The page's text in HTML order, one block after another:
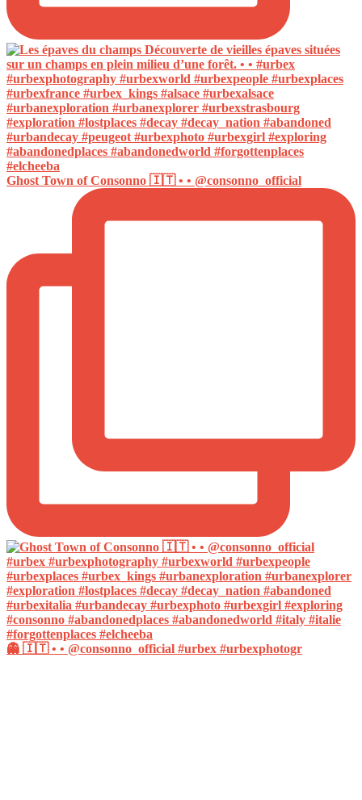
Ghost Town of Consonno 🇮🇹 • • @consonno_official
👻 🇮🇹 • • @consonno_official #urbex #urbexphotogr